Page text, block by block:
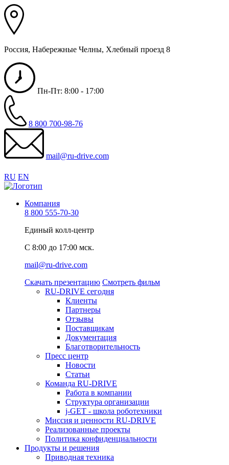
Россия, Набережные Челны, Хлебный проезд 8
Пн-Пт: 8:00 - 17:00
8 800 700-98-76
mail@ru-drive.com
RU EN
Компания
8 800 555-70-30
Единый колл-центр
C 8:00 до 17:00 мск.
mail@ru-drive.com
Скачать презентацию Смотреть фильм
RU-DRIVE сегодня
Клиенты
Партнеры
Отзывы
Поставщикам
Документация
Благотворительность
Пресс центр
Новости
Статьи
Команда RU-DRIVE
Работа в компании
Структура организации
j-GET - школа роботехники
Миссия и ценности RU-DRIVE
Реализованные проекты
Политика конфиденциальности
Продукты и решения
Приводная техника